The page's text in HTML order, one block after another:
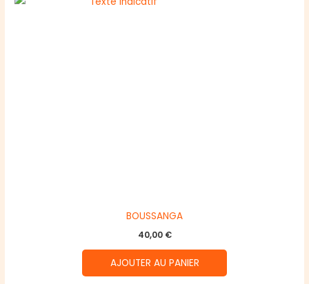
BOUSSANGA
40,00 €
AJOUTER AU PANIER